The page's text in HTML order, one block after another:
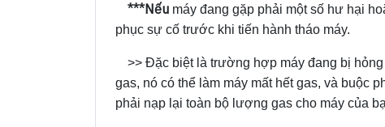
***Nếu máy đang gặp phải một số hư hại
phục sự cố trước khi tiến hành tháo máy.
>> Đặc biệt là trường hợp máy đang bị
gas, nó có thể làm máy mất hết gas, và buộc
phải nạp lại toàn bộ lượng gas cho máy của